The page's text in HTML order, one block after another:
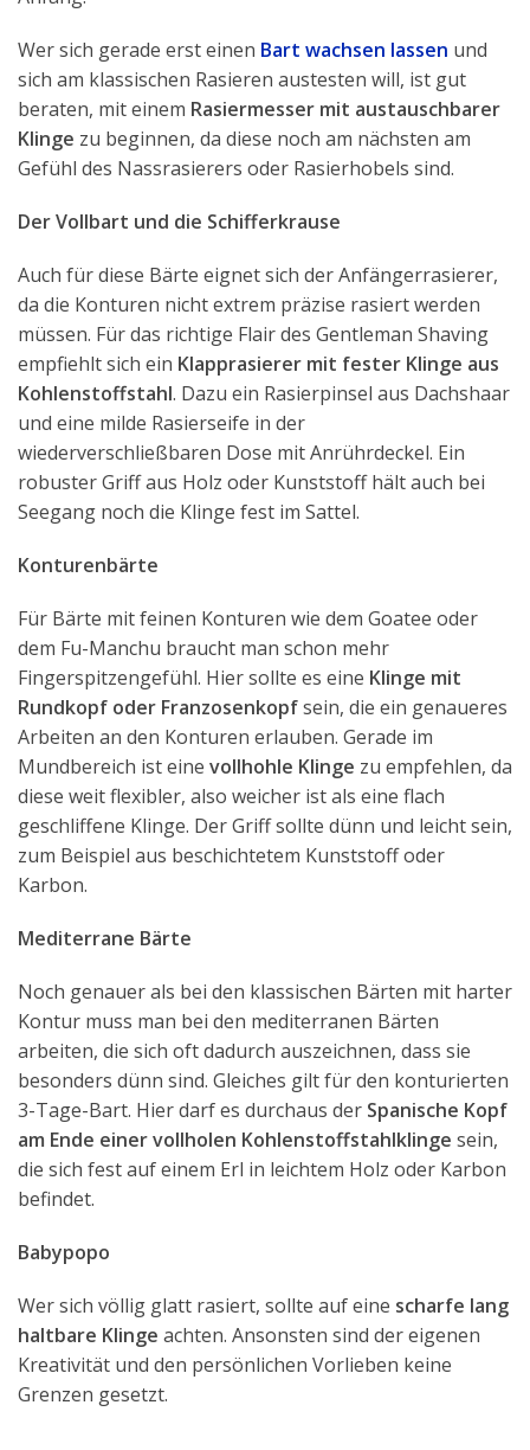
Wer sich gerade erst einen Bart wachsen lassen und
sich am klassischen Rasieren austesten will, ist gut
beraten, mit einem Rasiermesser mit austauschbarer
Klinge zu beginnen, da diese noch am nächsten am
Gefühl des Nassrasierers oder Rasierhobels sind.
Der Vollbart und die Schifferkrause
Auch für diese Bärte eignet sich der Anfängerrasierer,
da die Konturen nicht extrem präzise rasiert werden
müssen. Für das richtige Flair des Gentleman Shaving
empfiehlt sich ein Klapprasierer mit fester Klinge aus
Kohlenstoffstahl. Dazu ein Rasierpinsel aus Dachshaar
und eine milde Rasierseife in der
wiederverschließbaren Dose mit Anrührdeckel. Ein
robuster Griff aus Holz oder Kunststoff hält auch bei
Seegang noch die Klinge fest im Sattel.
Konturenbärte
Für Bärte mit feinen Konturen wie dem Goatee oder
dem Fu-Manchu braucht man schon mehr
Fingerspitzengefühl. Hier sollte es eine Klinge mit
Rundkopf oder Franzosenkopfsein, die ein genaueres
Arbeiten an den Konturen erlauben. Gerade im
Mundbereich ist eine vollhohle Klinge zu empfehlen, da
diese weit flexibler, also weicher ist als eine flach
geschliffene Klinge. Der Griff sollte dünn und leicht sein,
zum Beispiel aus beschichtetem Kunststoff oder
Karbon.
Mediterrane Bärte
Noch genauer als bei den klassischen Bärten mit harter
Kontur muss man bei den mediterranen Bärten
arbeiten, die sich oft dadurch auszeichnen, dass sie
besonders dünn sind. Gleiches gilt für den konturierten
3-Tage-Bart. Hier darf es durchaus der Spanische Kopf
am Ende einer vollholen Kohlenstoffstahlklinge sein,
die sich fest auf einem Erl in leichtem Holz oder Karbon
befindet.
Babypopo
Wer sich völlig glatt rasiert, sollte auf eine scharfe lang
haltbare Klinge achten. Ansonsten sind der eigenen
Kreativität und den persönlichen Vorlieben keine
Grenzen gesetzt.